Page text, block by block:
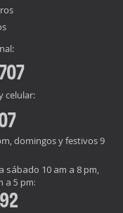
celular:
domingos y festivos 9
sábado 10 am a 8 pm,
a 5 pm: